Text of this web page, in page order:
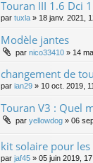
Touran III 1.6 Dci
par tuxla » 18 janv. 2021,
Modèle jantes
par nico33410 » 14
changement de
par ian29 » 10 oct. 2019,
Touran V3 : Quel
par yellowdog » 06
kit solaire pour
par jaf45 » 05 juin 2019,